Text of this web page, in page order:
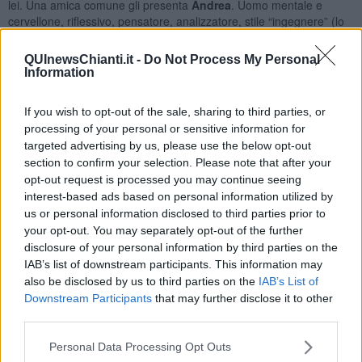
QUInewsChianti.it - Do Not Process My Personal
Information
If you wish to opt-out of the sale, sharing to third parties, or
processing of your personal or sensitive information for
targeted advertising by us, please use the below opt-out
section to confirm your selection. Please note that after your
opt-out request is processed you may continue seeing
interest-based ads based on personal information utilized by
us or personal information disclosed to third parties prior to
your opt-out. You may separately opt-out of the further
disclosure of your personal information by third parties on the
IAB’s list of downstream participants. This information may
also be disclosed by us to third parties on the IAB’s List of
Downstream Participants that may further disclose it to other
Personal Data Processing Opt Outs
lei. Una amica comune gli presenta Andrea . Uomo mentale e
cervellone, riflessivo, pensatore, analizzatore, stile “ingegnere” (lo
guardare il telegiornale, ma sempre distratto e imbranato anche se
sensibile e dolce. In pratica un figlio da accudire e quindi nemmeno
e la mia amica essendo una tosta, continua imperterrita insistendo
nel cercare.
Al lavoro arriva un nuovo dipendente di nomeOrazio . Dipendente
di nome e di fatto perché pur essendo un uomo espansivo non sta
mai zitto, parla sempre di sé e di ciò che prova. Lui comincia subito
a corteggiarla lasciando a Chara messaggini scritti a mano e
fiorellini sulla scrivania. Lei si lascia coinvolgere anche se non è il
suo tipo ideale anzi per la verità non le piace affatto ne fisicamente
ne intellettualmente. Alla fine della fiera si sposa per sistemarsi,
poiché lui è l’unico a non scappare di fronte alla richiesta di Chiara
oramai stanca di cercare l’ago nel pagliaio ma non è felice.
(poiché guarda di sottocchio l’erba delle vicine, sempre verde,
brillante e rigogliosa) vive la sua vita di relazione senza